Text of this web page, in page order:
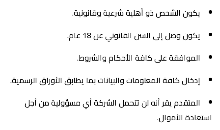
يكون الشخص ذو أهلية شرعية وقانونية.
يكون وصل إلى السن القانوني عن 18 عام.
الموافقة على كافة الأحكام والشروط.
إدخال كافة المعلومات والبيانات بما يطابق الأوراق الرسمية.
المتقدم يقر أنه لن تتحمل الشركة أي مسؤولية من أجل
استعادة الأموال.